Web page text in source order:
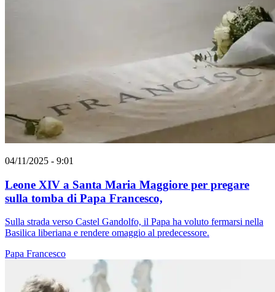
04/11/2025 - 9:01
Leone XIV a Santa Maria Maggiore per pregare
sulla tomba di Papa Francesco,
Sulla strada verso Castel Gandolfo, il Papa ha voluto fermarsi nella
Basilica liberiana e rendere omaggio al predecessore.
Papa Francesco